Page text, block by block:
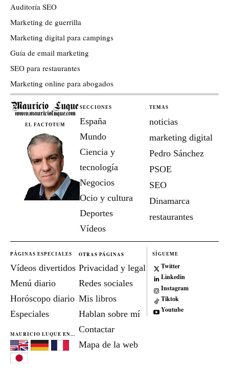
Auditoría SEO
Marketing de guerrilla
Marketing digital para campings
Guía de email marketing
SEO para restaurantes
Marketing online para abogados
EL FACTOTUM
SECCIONES
España
Mundo
Ciencia y
tecnología
Negocios
Ocio y cultura
Deportes
Vídeos
TEMAS
noticias
marketing digital
Pedro Sánchez
PSOE
SEO
Dinamarca
restaurantes
PÁGINAS ESPECIALES
Vídeos divertidos
Menú diario
Horóscopo diario
Especiales
MAURICIO LUQUE EN...
OTRAS PÁGINAS
Privacidad y legal
Redes sociales
Mis libros
Hablan sobre mí
Contactar
Mapa de la web
SÍGUEME
Twitter
Linkedin
Instagram
Tiktok
Youtube